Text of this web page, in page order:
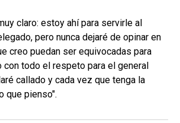
claro: estoy ahí para servirle al
pero nunca dejaré de opinar en
creo puedan ser equivocadas para
con todo el respeto para el general
callado y cada vez que tenga la
que pienso".